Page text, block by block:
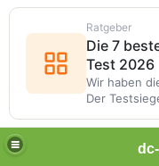
Ratgeber
Die 7
Test 2026
Wir haben
Der